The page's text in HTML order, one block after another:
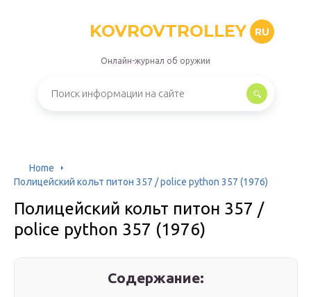
KOVROVTROLLEY RU
Онлайн-журнал об оружии
Home
Полицейский кольт питон 357 / police python 357 (1976)
Полицейский кольт питон 357 /
police python 357 (1976)
Содержание: